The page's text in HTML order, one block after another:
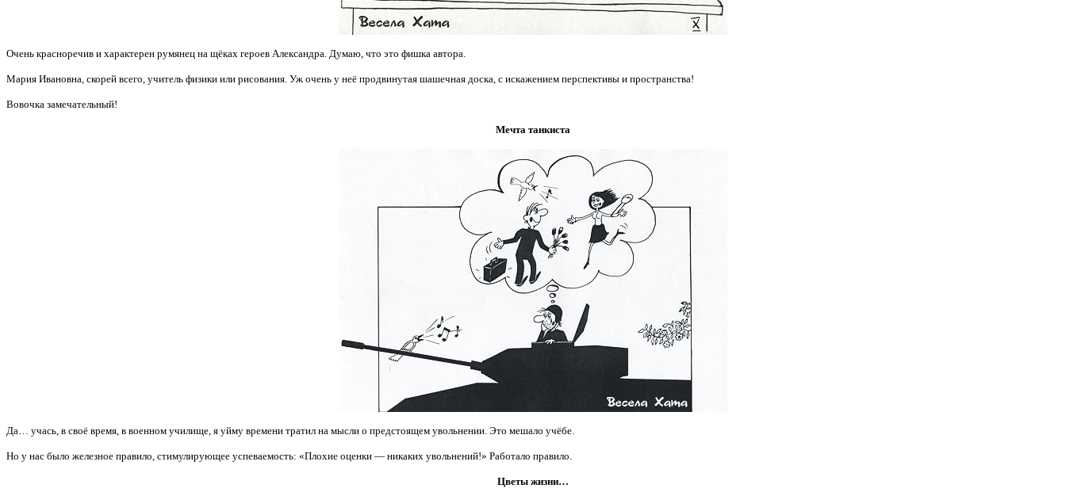
Очень красноречив и характерен румянец на щёках героев Александра. Думаю, что это фишка автора.
Мария Ивановна, скорей всего, учитель физики или рисования. Уж очень у неё продвинутая шашечная доска, с искажением перспективы и пространства!
Вовочка замечательный!
Мечта танкиста
Да… учась, в своё время, в военном училище, я уйму времени тратил на мысли о предстоящем увольнении. Это мешало учёбе.
Но у нас было железное правило, стимулирующее успеваемость: «Плохие оценки — никаких увольнений!» Работало правило.
Цветы жизни…